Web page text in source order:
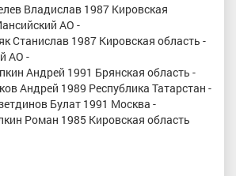
Владислав 1987 Кировская
АО -
Станислав 1987 Кировская область -
АО -
Андрей 1991 Брянская область -
Андрей 1989 Республика Татарстан -
Булат 1991 Москва -
Роман 1985 Кировская область